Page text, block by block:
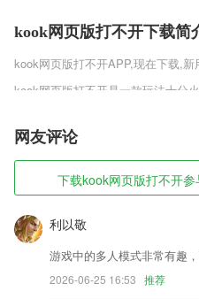
kook网页版打不开下载简
kook网页版打不开APP,现在下载,
kook网页版打不开是一款玩法十分
家将会感受到超大的游戏世界地图
以与好友一起体验游戏副本，每天
时开启，只要参与就能获得丰富的
轻松挂机升级，感受最休闲的仙侠
kook网页版打不开软件特
1,从拥有超过850000张图片的并且
己的图片;
2,供需明确化
3,汇聚全国与你一起奋斗在自考路
网友评论
下载kook网页版打不开
利以敬
游戏中的多人模式非常有趣
2026-06-25 16:53 推荐